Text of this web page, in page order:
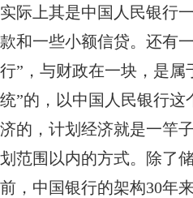
实际上其是中国人民银行
款和一些小额信贷。还有
行”，与财政在一块，是
统”的，以中国人民银行
济的，计划经济就是一竿
划范围以内的方式。除了
前，中国银行的架构30年